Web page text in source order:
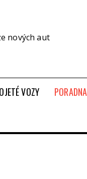
nových aut
OJETÉ VOZY PORADNA